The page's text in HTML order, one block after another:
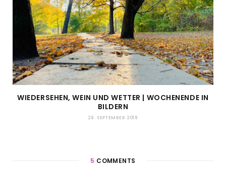
WIEDERSEHEN, WEIN UND WETTER | WOCHENENDE IN
BILDERN
29. SEPTEMBER 2019
5 COMMENTS